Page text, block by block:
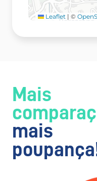
Leaflet | ©
Mais
mais